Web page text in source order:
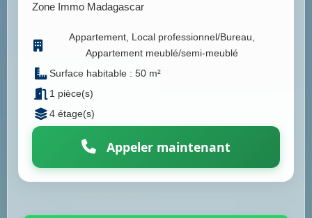
Zone Immo Madagascar
Appartement, Local professionnel/Bureau,
Appartement meublé/semi-meublé
Surface habitable : 50 m²
1 pièce(s)
4 étage(s)
Appeler maintenant